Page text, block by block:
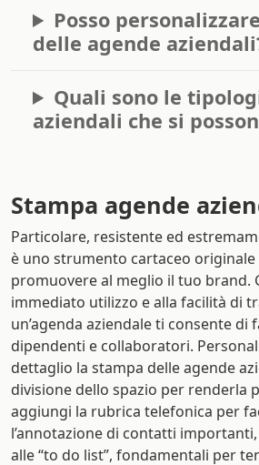
Posso
delle agende
Quali sono le
aziendali che si
Stampa agende
Particolare, resistente ed
è uno strumento cartaceo
promuovere al meglio il tuo brand.
immediato utilizzo e alla facilità di
un’agenda aziendale ti consente di
dipendenti e collaboratori.
dettaglio la stampa delle agende
divisione dello spazio per renderla
aggiungi la rubrica telefonica per
l’annotazione di contatti
alle “to do list”, fondamentali per